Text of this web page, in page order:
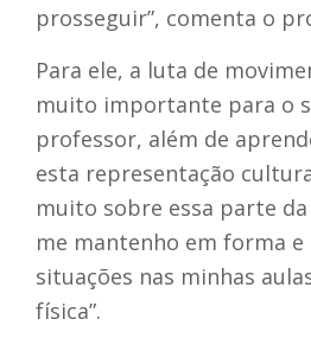
prosseguir”, comenta o
Para ele, a luta de
muito importante para o
professor, além de
esta representação
muito sobre essa parte
me mantenho em forma
situações nas minhas
física”.